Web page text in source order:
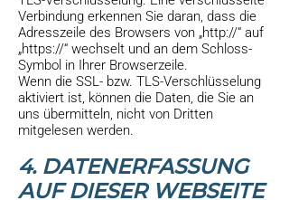
Verbindung erkennen Sie daran, dass die
Adresszeile des Browsers von „http://“ auf
„https://“ wechselt und an dem Schloss-
Symbol in Ihrer Browserzeile.
Wenn die SSL- bzw. TLS-Verschlüsselung
aktiviert ist, können die Daten, die Sie an
uns übermitteln, nicht von Dritten
mitgelesen werden.
4. DATENERFASSUNG
AUF DIESER WEBSEITE